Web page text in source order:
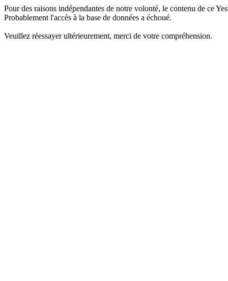
Pour des raisons indépendantes de notre volonté, le contenu de ce
Probablement l'accès à la base de données a échoué.
Veuillez réessayer ultérieurement, merci de votre compréhension.